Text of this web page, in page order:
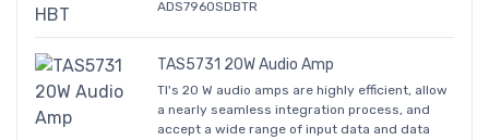
ADS7960SDBTR
TAS5731 20W Audio Amp
TI's 20 W audio amps are highly efficient, allow
a nearly seamless integration process, and
accept a wide range of input data and data